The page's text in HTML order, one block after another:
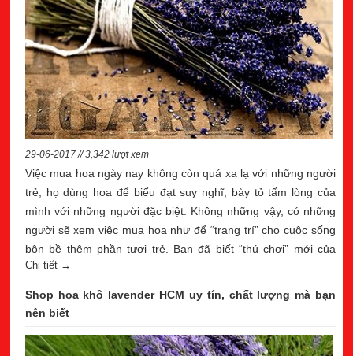
29-06-2017 // 3,342 lượt xem
Việc mua hoa ngày nay không còn quá xa lạ với những người
trẻ, họ dùng hoa để biểu đạt suy nghĩ, bày tỏ tấm lòng của
mình với những người đặc biệt. Không những vậy, có những
người sẽ xem việc mua hoa như để “trang trí” cho cuộc sống
bộn bề thêm phần tươi trẻ. Bạn đã biết “thú chơi” mới của
những người sành hoa: mua hoa oải hương khô
Chi tiết →
Shop hoa khô lavender HCM uy tín, chất lượng mà bạn
nên biết